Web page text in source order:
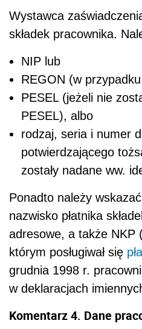
Wystawca
składek pracownika.
NIP lub
REGON (w
PESEL (jeżeli nie
PESEL), albo
rodzaj, seria i numer
potwierdzającego
zostały nadane ww.
Ponadto należy
nazwisko płatnika
adresowe, a także NKP
którym posługiwał się
grudnia 1998 r.
w deklaracjach
Komentarz 4. Dane